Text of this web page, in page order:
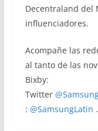
Decentraland del
influenciadores.
Acompañe las
al tanto de las
Bixby:
Twitter
: @SamsungLatin .